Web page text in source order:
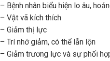
– Bệnh nhân biểu hiện lo âu,
– Vật vã kích thích
– Giảm thị lực
– Trí nhớ giảm, có thể lẫn lộn
– Giảm trương lực và sự phối